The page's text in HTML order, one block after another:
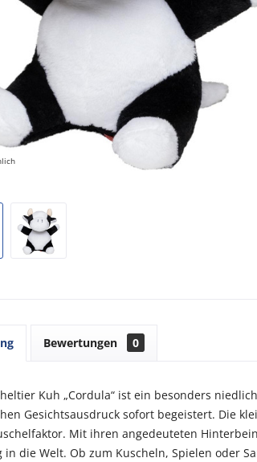
Bewertungen 0
Kuh „Cordula“ ist ein besonders
Gesichtsausdruck sofort begeistert. Die
Mit ihren angedeuteten
in die Welt. Ob zum Kuscheln, Spielen oder